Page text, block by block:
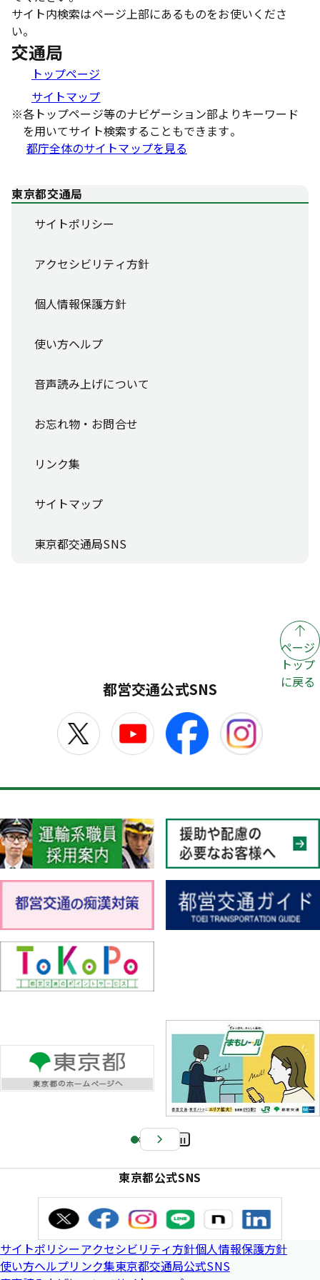
サイト内検索はページ上部にあるものをお使いくださ
い。
交通局
トップページ
サイトマップ
※各トップページ等のナビゲーション部よりキーワード
を用いてサイト検索することもできます。
都庁全体のサイトマップを見る
東京都交通局
サイトポリシー
アクセシビリティ方針
個人情報保護方針
使い方ヘルプ
音声読み上げについて
お忘れ物・お問合せ
リンク集
サイトマップ
東京都交通局SNS
ページ
トップ
に戻る
都営交通公式SNS
Pa
e
東京都公式SNS
サイトポリシーアクセシビリティ方針個人情報保護方針
使い方ヘルプリンク集東京都交通局公式SNS